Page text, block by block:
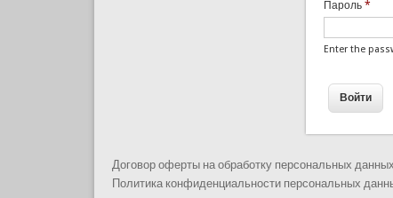
Пароль*
Enter the
Договор оферты на обработку персональных
Политика конфиденциальности персональных